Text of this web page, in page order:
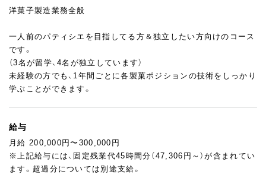
洋菓子製造業務全般
一人前のパティシエを目指してる方＆独立したい方向けのコース
です。
（3名が留学、4名が独立しています）
未経験の方でも、1年間ごとに各製菓ポジションの技術をしっかり
学ぶことができます。
給与
月給 200,000円〜300,000円
※上記給与には、固定残業代45時間分（47,306円～）が含まれてい
ます。超過分については別途支給。